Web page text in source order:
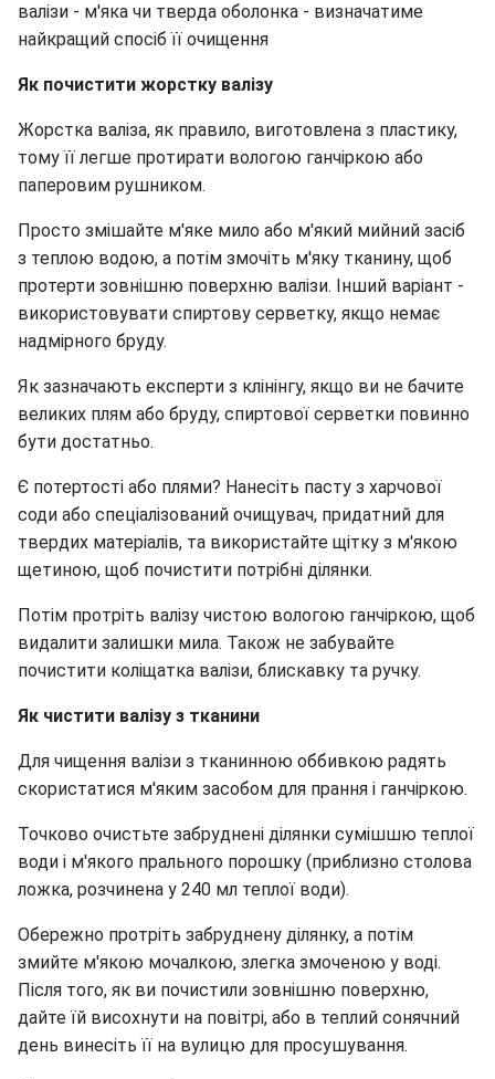
валізи - м'яка чи тверда оболонка - визначатиме
найкращий спосіб її очищення
Як почистити жорстку валізу
Жорстка валіза, як правило, виготовлена з пластику,
тому її легше протирати вологою ганчіркою або
паперовим рушником.
Просто змішайте м'яке мило або м'який мийний засіб
з теплою водою, а потім змочіть м'яку тканину, щоб
протерти зовнішню поверхню валізи. Інший варіант -
використовувати спиртову серветку, якщо немає
надмірного бруду.
Як зазначають експерти з клінінгу, якщо ви не бачите
великих плям або бруду, спиртової серветки повинно
бути достатньо.
Є потертості або плями? Нанесіть пасту з харчової
соди або спеціалізований очищувач, придатний для
твердих матеріалів, та використайте щітку з м'якою
щетиною, щоб почистити потрібні ділянки.
Потім протріть валізу чистою вологою ганчіркою, щоб
видалити залишки мила. Також не забувайте
почистити коліщатка валізи, блискавку та ручку.
Як чистити валізу з тканини
Для чищення валізи з тканинною оббивкою радять
скористатися м'яким засобом для прання і ганчіркою.
Точково очистьте забруднені ділянки сумішшю теплої
води і м'якого прального порошку (приблизно столова
ложка, розчинена у 240 мл теплої води).
Обережно протріть забруднену ділянку, а потім
змийте м'якою мочалкою, злегка змоченою у воді.
Після того, як ви почистили зовнішню поверхню,
дайте їй висохнути на повітрі, або в теплий сонячний
день винесіть її на вулицю для просушування.